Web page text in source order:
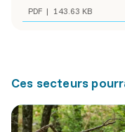
PDF 143.63 KB
Ces secteurs